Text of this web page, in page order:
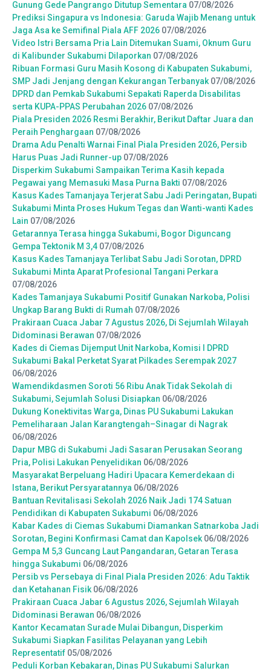
Gunung Gede Pangrango Ditutup Sementara 07/08/2026
Prediksi Singapura vs Indonesia: Garuda Wajib Menang untuk
Jaga Asa ke Semifinal Piala AFF 2026 07/08/2026
Video Istri Bersama Pria Lain Ditemukan Suami, Oknum Guru
di Kalibunder Sukabumi Dilaporkan 07/08/2026
Ribuan Formasi Guru Masih Kosong di Kabupaten Sukabumi,
SMP Jadi Jenjang dengan Kekurangan Terbanyak 07/08/2026
DPRD dan Pemkab Sukabumi Sepakati Raperda Disabilitas
serta KUPA-PPAS Perubahan 2026 07/08/2026
Piala Presiden 2026 Resmi Berakhir, Berikut Daftar Juara dan
Peraih Penghargaan 07/08/2026
Drama Adu Penalti Warnai Final Piala Presiden 2026, Persib
Harus Puas Jadi Runner-up 07/08/2026
Disperkim Sukabumi Sampaikan Terima Kasih kepada
Pegawai yang Memasuki Masa Purna Bakti 07/08/2026
Kasus Kades Tamanjaya Terjerat Sabu Jadi Peringatan, Bupati
Sukabumi Minta Proses Hukum Tegas dan Wanti-wanti Kades
Lain 07/08/2026
Getarannya Terasa hingga Sukabumi, Bogor Diguncang
Gempa Tektonik M 3,4 07/08/2026
Kasus Kades Tamanjaya Terlibat Sabu Jadi Sorotan, DPRD
Sukabumi Minta Aparat Profesional Tangani Perkara
07/08/2026
Kades Tamanjaya Sukabumi Positif Gunakan Narkoba, Polisi
Ungkap Barang Bukti di Rumah 07/08/2026
Prakiraan Cuaca Jabar 7 Agustus 2026, Di Sejumlah Wilayah
Didominasi Berawan 07/08/2026
Kades di Ciemas Dijemput Unit Narkoba, Komisi I DPRD
Sukabumi Bakal Perketat Syarat Pilkades Serempak 2027
06/08/2026
Wamendikdasmen Soroti 56 Ribu Anak Tidak Sekolah di
Sukabumi, Sejumlah Solusi Disiapkan 06/08/2026
Dukung Konektivitas Warga, Dinas PU Sukabumi Lakukan
Pemeliharaan Jalan Karangtengah–Sinagar di Nagrak
06/08/2026
Dapur MBG di Sukabumi Jadi Sasaran Perusakan Seorang
Pria, Polisi Lakukan Penyelidikan 06/08/2026
Masyarakat Berpeluang Hadiri Upacara Kemerdekaan di
Istana, Berikut Persyaratannya 06/08/2026
Bantuan Revitalisasi Sekolah 2026 Naik Jadi 174 Satuan
Pendidikan di Kabupaten Sukabumi 06/08/2026
Kabar Kades di Ciemas Sukabumi Diamankan Satnarkoba Jadi
Sorotan, Begini Konfirmasi Camat dan Kapolsek 06/08/2026
Gempa M 5,3 Guncang Laut Pangandaran, Getaran Terasa
hingga Sukabumi 06/08/2026
Persib vs Persebaya di Final Piala Presiden 2026: Adu Taktik
dan Ketahanan Fisik 06/08/2026
Prakiraan Cuaca Jabar 6 Agustus 2026, Sejumlah Wilayah
Didominasi Berawan 06/08/2026
Kantor Kecamatan Surade Mulai Dibangun, Disperkim
Sukabumi Siapkan Fasilitas Pelayanan yang Lebih
Representatif 05/08/2026
Peduli Korban Kebakaran, Dinas PU Sukabumi Salurkan